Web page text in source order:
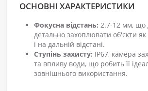
ОСНОВНІ ХАРАКТЕРИСТИКИ
Фокусна відстань: 2.7-12 мм, що
детально захоплювати об'єкти як
і на дальній відстані.
Ступінь захисту: IP67, камера
та впливу води, що робить її
зовнішнього використання.